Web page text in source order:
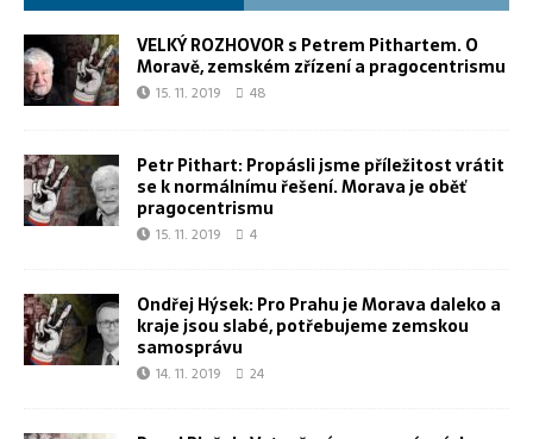
VELKÝ ROZHOVOR s Petrem Pithartem. O
Moravě, zemském zřízení a pragocentrismu
15. 11. 2019 48
Petr Pithart: Propásli jsme příležitost vrátit
se k normálnímu řešení. Morava je oběť
pragocentrismu
15. 11. 2019 4
Ondřej Hýsek: Pro Prahu je Morava daleko a
kraje jsou slabé, potřebujeme zemskou
samosprávu
14. 11. 2019 24